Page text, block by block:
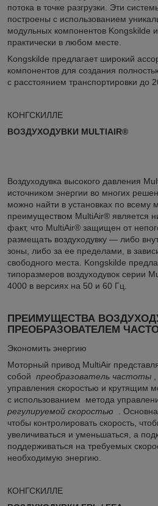
потока в точке разгрузки. Эти
построены с использованием
модульных компонентов Kongskilde
практически в любом месте.
Kongskilde предлагает широкий
компонентов для создания
с расстоянием транспортировки до
КОНГСКИЛЛЕ
ВОЗДУХОДУВКИ MULTIAIR®
Воздуходувка высокого давления
источником энергии во многих
можно найти в установках по всему
преимуществом MultiAir® является
факт, что MultiAir® защищен от
размещать воздуходувку — либо
зоны, либо за ее пределами, в
свободного места. Kongskilde
типоразмеров воздуходувок серии
4000 в версиях на 50 и 60 Гц.
ПРЕИМУЩЕСТВА
ПРЕОБРАЗОВАТЕЛЕМ
Экономить энергию
Моторный привод MultiAir
собой преобразователь частоты
управления скоростью и крутящим
с использованием метода
регулируемой скоростью
.
чтобы контролировать скорость,
увеличиваться и уменьшаться, а
поддерживаться на требуемых
необходимую энергию.
КОНГСКИЛЛЕ